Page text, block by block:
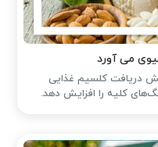
می آورد
دریافت کلسیم غذایی
کلیه را افزایش دهد.